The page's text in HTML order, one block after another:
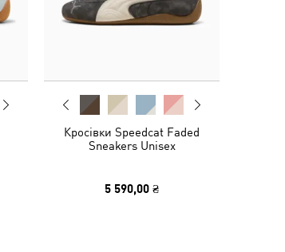
Кросівки Speedcat Faded
Sneakers Unisex
5 590,00 ₴